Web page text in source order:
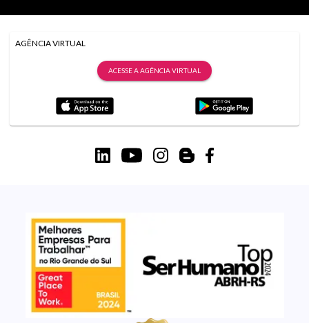
AGÊNCIA VIRTUAL
ACESSE A AGÊNCIA VIRTUAL